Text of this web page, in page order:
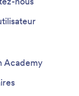
Academy